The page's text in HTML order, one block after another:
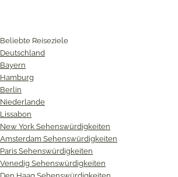
Beliebte Reiseziele
Deutschland
Bayern
Hamburg
Berlin
Niederlande
Lissabon
New York Sehenswürdigkeiten
Amsterdam Sehenswürdigkeiten
Paris Sehenswürdigkeiten
Venedig Sehenswürdigkeiten